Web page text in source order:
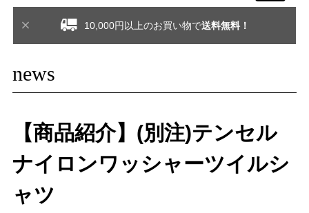
10,000円以上のお買い物で送料無料！
news
【商品紹介】(別注)テンセル
ナイロンワッシャーツイルシ
ャツ